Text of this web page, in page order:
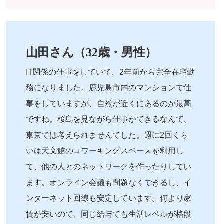
山田さん（32歳・男性）
IT関係の仕事をしていて、2年前から完全在宅勤
務になりました。鹿児島市内のマンションで仕
事をしていますが、自然が近くにあるのが最高
ですね。桜島を見ながら仕事ができるなんて、
東京では考えられませんでした。週に2回くら
いは天文館のコワーキングスペースを利用し
て、他の人とのネットワークを作ったりしてい
ます。オンライン会議も問題なくできるし、イ
ンターネット回線も安定しています。何より家
賃が安いので、同じ給与でも生活レベルが格段